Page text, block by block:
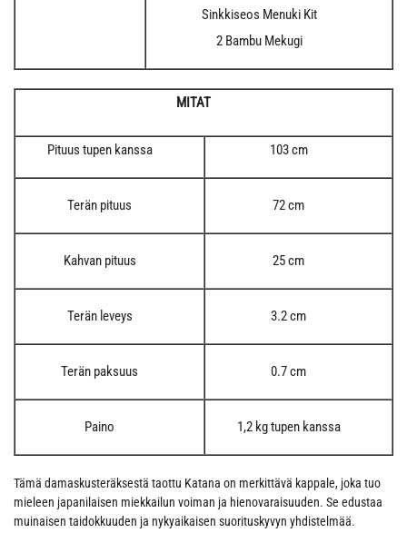
Sinkkiseos Menuki Kit
2 Bambu Mekugi
MITAT
Pituus tupen kanssa 103 cm
Terän pituus 72 cm
Kahvan pituus 25 cm
Terän leveys 3.2 cm
Terän paksuus 0.7 cm
Paino 1,2 kg tupen kanssa
Tämä damaskusteräksestä taottu Katana on merkittävä kappale, joka tuo
mieleen japanilaisen miekkailun voiman ja hienovaraisuuden. Se edustaa
muinaisen taidokkuuden ja nykyaikaisen suorituskyvyn yhdistelmää.